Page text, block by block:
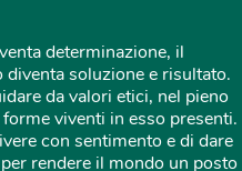
determinazione, il
soluzione e risultato.
da valori etici, nel pieno
viventi in esso presenti.
con sentimento e di dare
rendere il mondo un posto